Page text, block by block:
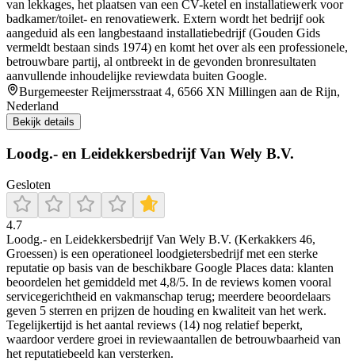
van lekkages, het plaatsen van een CV-ketel en installatiewerk voor
badkamer/toilet- en renovatiewerk. Extern wordt het bedrijf ook
aangeduid als een langbestaand installatiebedrijf (Gouden Gids
vermeldt bestaan sinds 1974) en komt het over als een professionele,
betrouwbare partij, al ontbreekt in de gevonden bronresultaten
aanvullende inhoudelijke reviewdata buiten Google.
Burgemeester Reijmersstraat 4, 6566 XN Millingen aan de Rijn,
Nederland
Bekijk details
Loodg.- en Leidekkersbedrijf Van Wely B.V.
Gesloten
4.7
Loodg.- en Leidekkersbedrijf Van Wely B.V. (Kerkakkers 46,
Groessen) is een operationeel loodgietersbedrijf met een sterke
reputatie op basis van de beschikbare Google Places data: klanten
beoordelen het gemiddeld met 4,8/5. In de reviews komen vooral
servicegerichtheid en vakmanschap terug; meerdere beoordelaars
geven 5 sterren en prijzen de houding en kwaliteit van het werk.
Tegelijkertijd is het aantal reviews (14) nog relatief beperkt,
waardoor verdere groei in reviewaantallen de betrouwbaarheid van
het reputatiebeeld kan versterken.